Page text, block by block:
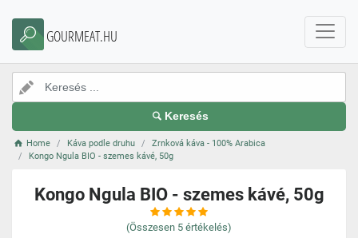
GOURMEAT.HU
Keresés
Home Káva podle druhu
Zrnková káva - 100% Arabica
Kongo Ngula BIO - szemes kávé, 50g
Kongo Ngula BIO - szemes kávé, 50g
(Összesen 5 értékelés)